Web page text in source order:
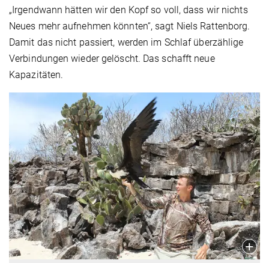
„Irgendwann hätten wir den Kopf so voll, dass wir nichts
Neues mehr aufnehmen könnten“, sagt Niels Rattenborg.
Damit das nicht passiert, werden im Schlaf überzählige
Verbindungen wieder gelöscht. Das schafft neue
Kapazitäten.